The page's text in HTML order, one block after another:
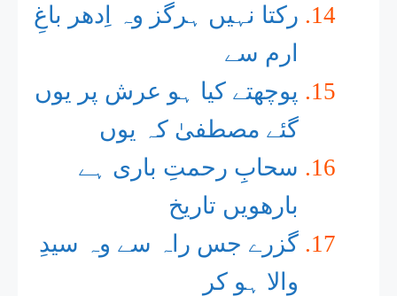
رکتا نہیں ہرگز وہ اِدھر باغِ
ارم سے
پوچھتے کیا ہو عرش پر یوں
گئے مصطفیٰ کہ یوں
سحابِ رحمتِ باری ہے
بارھویں تاریخ
گزرے جس راہ سے وہ سیدِ
والا ہو کر